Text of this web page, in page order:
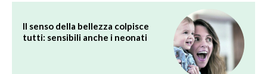
Il senso della bellezza colpisce
tutti: sensibili anche i neonati